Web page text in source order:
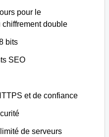
pour le
double
bits
SEO
et de confiance
de serveurs